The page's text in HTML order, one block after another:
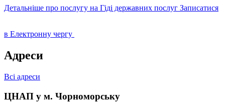
Детальніше про послугу на Гіді державних послуг Записатися
в Електронну чергу
Адреси
Всі адреси
ЦНАП у м. Чорноморську